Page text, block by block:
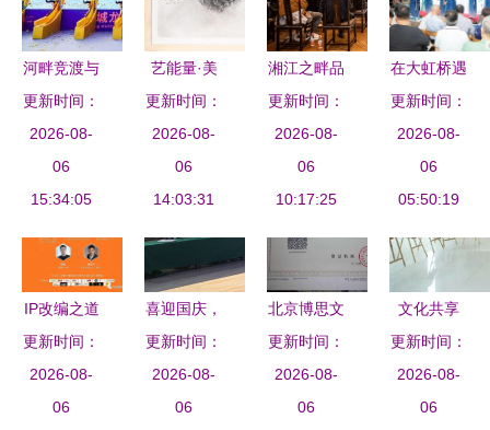
的新篇章
河畔竞渡与
文化交融
漕湖金秋国
际龙舟赛与
中日交流的
更新时间：
2026-08-
06
15:34:05
艺能量·美
在二职
2021时尚
周艺术设计
教学成果精
更新时间：
2026-08-
06
14:03:31
湘江之畔品
佳肴，艺宴
新篇启华章
——文化主
题名宴设计
宴》首发仪
式在长沙圆
更新时间：
2026-08-
06
10:17:25
在大虹桥遇
见大国手作
以工艺之美
架设中外文
化交流新桥
更新时间：
2026-08-
06
05:50:19
IP改编之道
一场关于文
化与艺术交
融的鲜现场
更新时间：
2026-08-
06
喜迎国庆，
青锋赋美
浙江演艺集
团文艺走进
更新时间：
2026-08-
06
北京博思文
文化交流
以专业策
划，架设文
更新时间：
2026-08-
06
文化共享
幸福同行
——一场连
接心灵的艺
更新时间：
2026-08-
06